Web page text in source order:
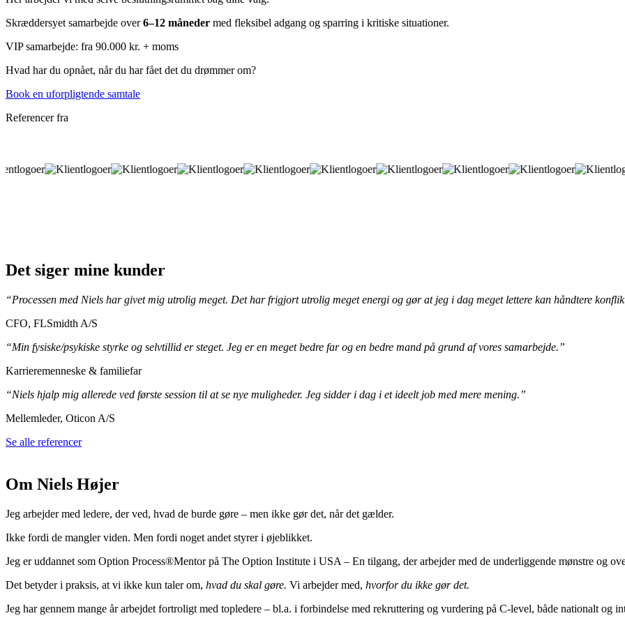
Skræddersyet samarbejde over6–12 måneder med fleksibel adgang og sparring i kritiske situationer.
VIP samarbejde: fra 90.000 kr. + moms
Hvad har du opnået, når du har fået det du drømmer om?
Book en uforpligtende samtale
Referencer fra
Det siger mine kunder
“Processen med Niels har givet mig utrolig meget. Det har frigjort utrolig meget energi og gør at jeg i dag meget lettere kan håndtere
CFO, FLSmidth A/S
“Min fysiske/psykiske styrke og selvtillid er steget. Jeg er en meget bedre far og en bedre mand på grund af vores samarbejde.”
Karrieremenneske & familiefar
“Niels hjalp mig allerede ved første session til at se nye muligheder. Jeg sidder i dag i et ideelt job med mere mening.”
Mellemleder, Oticon A/S
Se alle referencer
Om Niels Højer
Jeg arbejder med ledere, der ved, hvad de burde gøre – men ikke gør det, når det gælder.
Ikke fordi de mangler viden. Men fordi noget andet styrer i øjeblikket.
Jeg er uddannet som Option Process®Mentor på The Option Institute i USA – En tilgang, der arbejder med de underliggende mønstre og
Det betyder i praksis, at vi ikke kun taler om, hvad du skal gøre. Vi arbejder med, hvorfor du ikke gør det.
Jeg har gennem mange år arbejdet fortroligt med topledere – bl.a. i forbindelse med rekruttering og vurdering på C-level, både nationalt og